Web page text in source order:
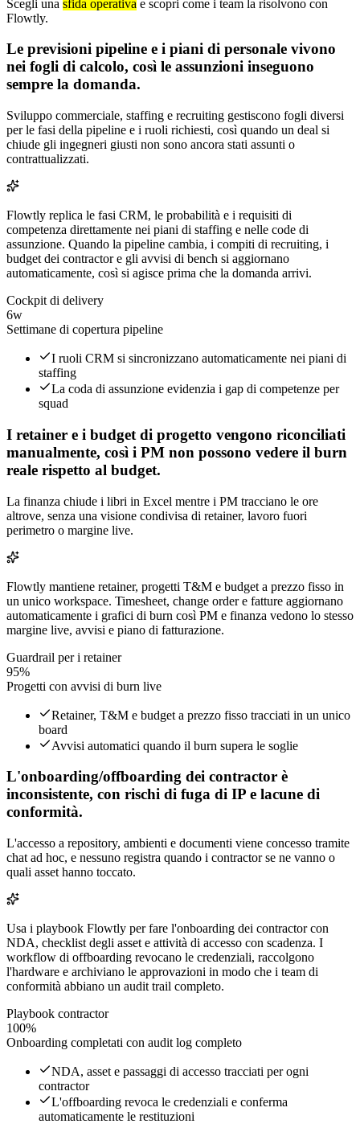
Scegli una sfida operativa e scopri come i team la risolvono con
Flowtly.
Le previsioni pipeline e i piani di personale vivono
nei fogli di calcolo, così le assunzioni inseguono
sempre la domanda.
Sviluppo commerciale, staffing e recruiting gestiscono fogli diversi
per le fasi della pipeline e i ruoli richiesti, così quando un deal si
chiude gli ingegneri giusti non sono ancora stati assunti o
contrattualizzati.
Flowtly replica le fasi CRM, le probabilità e i requisiti di
competenza direttamente nei piani di staffing e nelle code di
assunzione. Quando la pipeline cambia, i compiti di recruiting, i
budget dei contractor e gli avvisi di bench si aggiornano
automaticamente, così si agisce prima che la domanda arrivi.
Cockpit di delivery
6w
Settimane di copertura pipeline
I ruoli CRM si sincronizzano automaticamente nei piani di
staffing
La coda di assunzione evidenzia i gap di competenze per
squad
I retainer e i budget di progetto vengono riconciliati
manualmente, così i PM non possono vedere il burn
reale rispetto al budget.
La finanza chiude i libri in Excel mentre i PM tracciano le ore
altrove, senza una visione condivisa di retainer, lavoro fuori
perimetro o margine live.
Flowtly mantiene retainer, progetti T&M e budget a prezzo fisso in
un unico workspace. Timesheet, change order e fatture aggiornano
automaticamente i grafici di burn così PM e finanza vedono lo stesso
margine live, avvisi e piano di fatturazione.
Guardrail per i retainer
95%
Progetti con avvisi di burn live
Retainer, T&M e budget a prezzo fisso tracciati in un unico
board
Avvisi automatici quando il burn supera le soglie
L'onboarding/offboarding dei contractor è
inconsistente, con rischi di fuga di IP e lacune di
conformità.
L'accesso a repository, ambienti e documenti viene concesso tramite
chat ad hoc, e nessuno registra quando i contractor se ne vanno o
quali asset hanno toccato.
Usa i playbook Flowtly per fare l'onboarding dei contractor con
NDA, checklist degli asset e attività di accesso con scadenza. I
workflow di offboarding revocano le credenziali, raccolgono
l'hardware e archiviano le approvazioni in modo che i team di
conformità abbiano un audit trail completo.
Playbook contractor
100%
Onboarding completati con audit log completo
NDA, asset e passaggi di accesso tracciati per ogni
contractor
L'offboarding revoca le credenziali e conferma
automaticamente le restituzioni